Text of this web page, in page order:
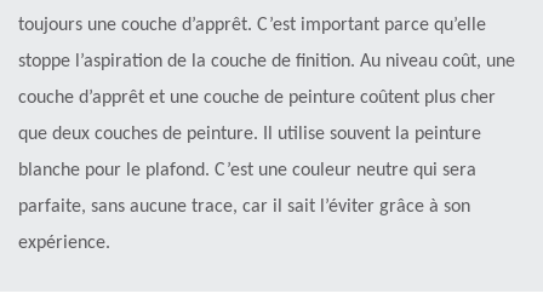
toujours une couche d’apprêt. C’est important parce qu’elle
stoppe l’aspiration de la couche de finition. Au niveau coût, une
couche d’apprêt et une couche de peinture coûtent plus cher
que deux couches de peinture. Il utilise souvent la peinture
blanche pour le plafond. C’est une couleur neutre qui sera
parfaite, sans aucune trace, car il sait l’éviter grâce à son
expérience.